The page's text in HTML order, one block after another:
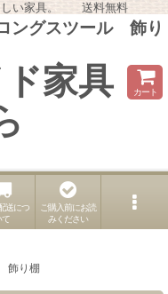
しい家具。 送料無料
グスツール 飾り
家具 カート
送につ
て
ご購入前にお読
みください
飾り棚